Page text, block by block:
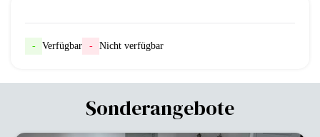
- Verfügbar - Nicht verfügbar
Sonderangebote